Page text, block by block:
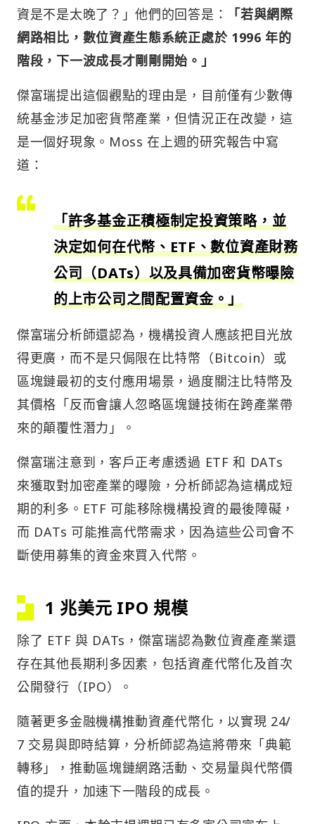
資是不是太晚了？」他們的回答是：
「若與網際
網路相比，數位資產生態系統正處於 1996 年的
階段，下一波成長才剛剛開始。」
傑富瑞提出這個觀點的理由是，目前僅有少數傳
統基金涉足加密貨幣產業，但情況正在改變，這
是一個好現象。Moss 在上週的研究報告中寫
道：
「許多基金正積極制定投資策略，並
決定如何在代幣、ETF、數位資產財務
公司（DATs）以及具備加密貨幣曝險
的上市公司之間配置資金。」
傑富瑞分析師還認為，機構投資人應該把目光放
得更廣，而不是只侷限在比特幣（Bitcoin）或
區塊鏈最初的支付應用場景，過度關注比特幣及
其價格「反而會讓人忽略區塊鏈技術在跨產業帶
來的顛覆性潛力」。
傑富瑞注意到，客戶正考慮透過 ETF 和 DATs
來獲取對加密產業的曝險，分析師認為這構成短
期的利多。ETF 可能移除機構投資的最後障礙，
而 DATs 可能推高代幣需求，因為這些公司會不
斷使用募集的資金來買入代幣。
1 兆美元 IPO 規模
除了 ETF 與 DATs，傑富瑞認為數位資產產業還
存在其他長期利多因素，包括資產代幣化及首次
公開發行（IPO）。
隨著更多金融機構推動資產代幣化，以實現 24/
7 交易與即時結算，分析師認為這將帶來「典範
轉移」，推動區塊鏈網路活動、交易量與代幣價
值的提升，加速下一階段的成長。